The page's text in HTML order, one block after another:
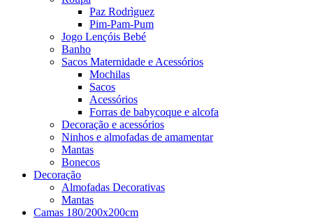
Paz Rodrìguez
Pim-Pam-Pum
Jogo Lençóis Bebé
Banho
Sacos Maternidade e Acessórios
Mochilas
Sacos
Acessórios
Forras de babycoque e alcofa
Decoração e acessórios
Ninhos e almofadas de amamentar
Mantas
Bonecos
Decoração
Almofadas Decorativas
Mantas
Camas 180/200x200cm